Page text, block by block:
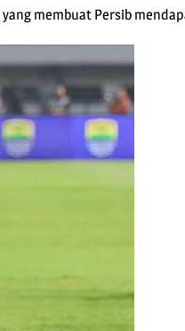
membuat Persib